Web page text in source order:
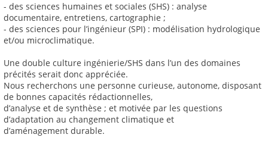
- des sciences humaines et sociales (SHS) : analyse
documentaire, entretiens, cartographie ;
- des sciences pour l’ingénieur (SPI) : modélisation hydrologique
et/ou microclimatique.
Une double culture ingénierie/SHS dans l’un des domaines
précités serait donc appréciée.
Nous recherchons une personne curieuse, autonome, disposant
de bonnes capacités rédactionnelles,
d’analyse et de synthèse ; et motivée par les questions
d’adaptation au changement climatique et
d’aménagement durable.